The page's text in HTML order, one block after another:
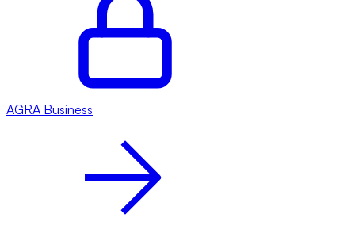
AGRA Business